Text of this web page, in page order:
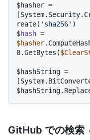
$hasher =
reate( 'sha256' )
$hash
$hasher
8.GetBytes(
$hashString =
$
GitHub での検索